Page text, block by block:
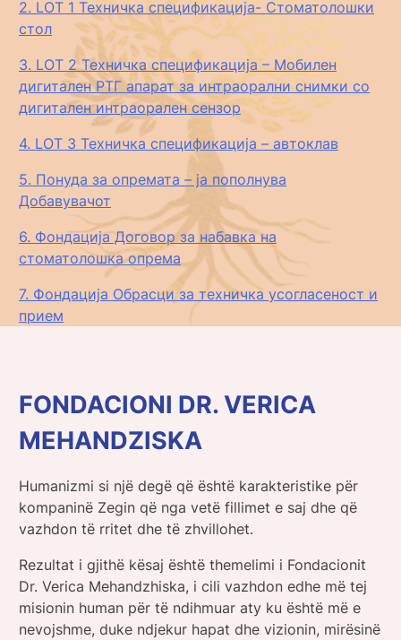
2. LOT 1 Техничка спецификација- Стоматолошки
стол
3. LOT 2 Техничка спецификација – Мобилен
дигитален РТГ апарат за интраорални снимки со
дигитален интраорален сензор
4. LOT 3 Техничка спецификација – автоклав
5. Понуда за опремата – ја пополнува
Добавувачот
6. Фондација Договор за набавка на
стоматолошка опрема
7. Фондација Обрасци за техничка усогласеност и
прием
FONDACIONI DR. VERICA
MEHANDZISKA
Humanizmi si një degë që është karakteristike për
kompaninë Zegin që nga vetë fillimet e saj dhe që
vazhdon të rritet dhe të zhvillohet.
Rezultat i gjithë kësaj është themelimi i Fondacionit
Dr. Verica Mehandzhiska, i cili vazhdon edhe më tej
misionin human për të ndihmuar aty ku është më e
nevojshme, duke ndjekur hapat dhe vizionin, mirësinë